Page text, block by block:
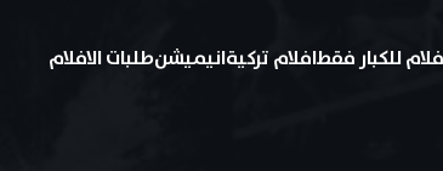
للكبار فقطافلام تركيةانيميشنطلبات الافلام